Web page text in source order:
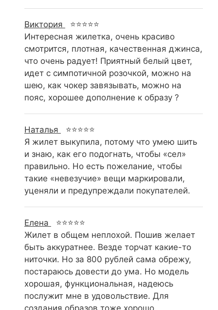
Виктория
⭐⭐⭐⭐⭐
Интересная жилетка, очень красиво
смотрится, плотная, качественная джинса,
что очень радует! Приятный белый цвет,
идет с симпотичной розочкой, можно на
шею, как чокер завязывать, можно на
пояс, хорошее дополнение к образу ?
Наталья
⭐⭐⭐⭐⭐
Я жилет выкупила, потому что умею шить
и знаю, как его подогнать, чтобы «сел»
правильно. Но есть пожелание, чтобы
такие «невезучие» вещи маркировали,
уценяли и предупреждали покупателей.
Елена
⭐⭐⭐⭐⭐
Жилет в общем неплохой. Пошив желает
быть аккуратнее. Везде торчат какие-то
ниточки. Но за 800 рублей сама обрежу,
постараюсь довести до ума. Но модель
хорошая, функциональная, надеюсь
послужит мне в удовольствие. Для
создания образов тоже хорошо.